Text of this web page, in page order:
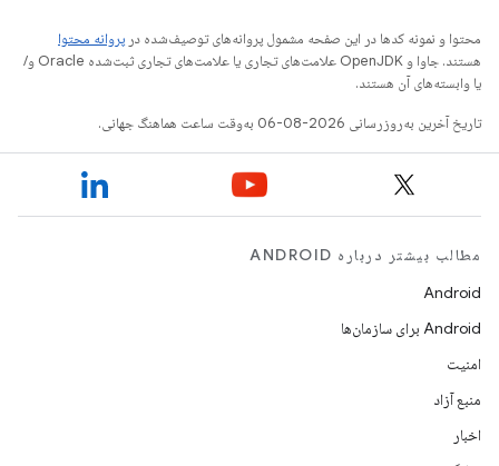
محتوا و نمونه کدها در این صفحه مشمول پروانه‌های توصیف‌شده در پروانه محتوا
هستند. جاوا و OpenJDK علامت‌های تجاری یا علامت‌های تجاری ثبت‌شده Oracle و/
یا وابسته‌های آن هستند.
تاریخ آخرین به‌روزرسانی 2026-08-06 به‌وقت ساعت هماهنگ جهانی.
مطالب بیشتر درباره ANDROID
Android
Android برای سازمان‌ها
امنیت
منبع آزاد
اخبار